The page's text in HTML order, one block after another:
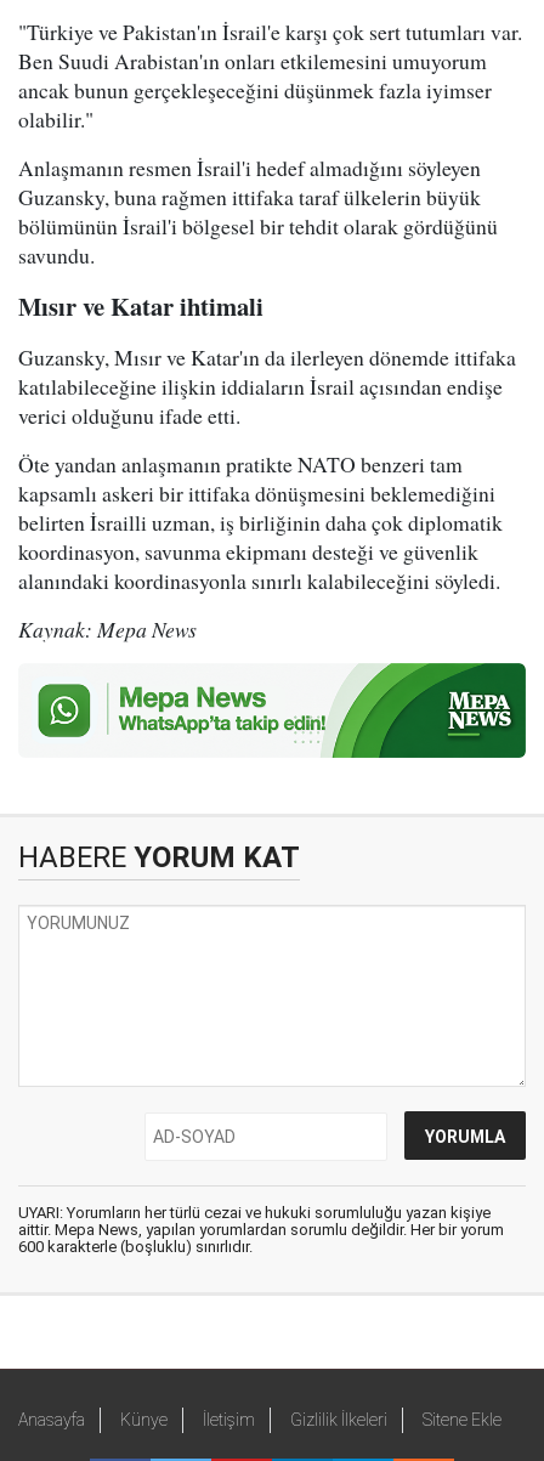
"Türkiye ve Pakistan'ın İsrail'e karşı çok sert tutumları var.
Ben Suudi Arabistan'ın onları etkilemesini umuyorum
ancak bunun gerçekleşeceğini düşünmek fazla iyimser
olabilir."
Anlaşmanın resmen İsrail'i hedef almadığını söyleyen
Guzansky, buna rağmen ittifaka taraf ülkelerin büyük
bölümünün İsrail'i bölgesel bir tehdit olarak gördüğünü
savundu.
Mısır ve Katar ihtimali
Guzansky, Mısır ve Katar'ın da ilerleyen dönemde ittifaka
katılabileceğine ilişkin iddiaların İsrail açısından endişe
verici olduğunu ifade etti.
Öte yandan anlaşmanın pratikte NATO benzeri tam
kapsamlı askeri bir ittifaka dönüşmesini beklemediğini
belirten İsrailli uzman, iş birliğinin daha çok diplomatik
koordinasyon, savunma ekipmanı desteği ve güvenlik
alanındaki koordinasyonla sınırlı kalabileceğini söyledi.
Kaynak: Mepa News
HABERE YORUM KAT
UYARI: Yorumların her türlü cezai ve hukuki sorumluluğu yazan kişiye
aittir. Mepa News, yapılan yorumlardan sorumlu değildir. Her bir yorum
600 karakterle (boşluklu) sınırlıdır.
Anasayfa Künye İletişim Gizlilik İlkeleri Sitene Ekle